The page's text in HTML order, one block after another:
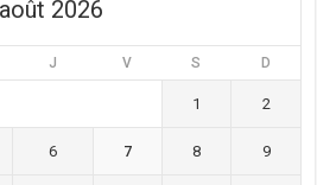
août 2026
J V S D
1 2
6 7 8 9